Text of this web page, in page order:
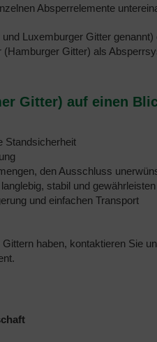
Absperrelemente
Luxemburger Gitter
Gitter) als
Gitter) auf einen
Standsicherheit
den Ausschluss
stabil und
und einfachen Transport
haben, kontaktieren Sie